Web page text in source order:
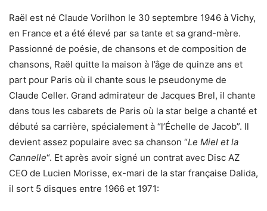
Raël est né Claude Vorilhon le 30 septembre 1946 à Vichy,
en France et a été élevé par sa tante et sa grand-mère.
Passionné de poésie, de chansons et de composition de
chansons, Raël quitte la maison à l’âge de quinze ans et
part pour Paris où il chante sous le pseudonyme de
Claude Celler. Grand admirateur de Jacques Brel, il chante
dans tous les cabarets de Paris où la star belge a chanté et
débuté sa carrière, spécialement à “l’Échelle de Jacob”. Il
devient assez populaire avec sa chanson “Le Miel et la
Cannelle“. Et après avoir signé un contrat avec Disc AZ
CEO de Lucien Morisse, ex-mari de la star française Dalida,
il sort 5 disques entre 1966 et 1971: